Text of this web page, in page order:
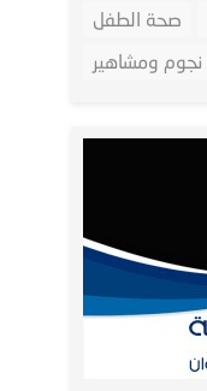
صحة الطفل
نجوم ومشاهير